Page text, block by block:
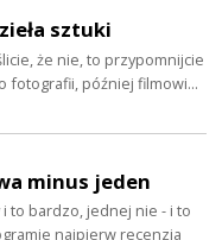
sztuki
że nie, to przypomnijcie
fotografii, później filmowi...
minus jeden
to bardzo, jednej nie - i to
najpierw recenzja